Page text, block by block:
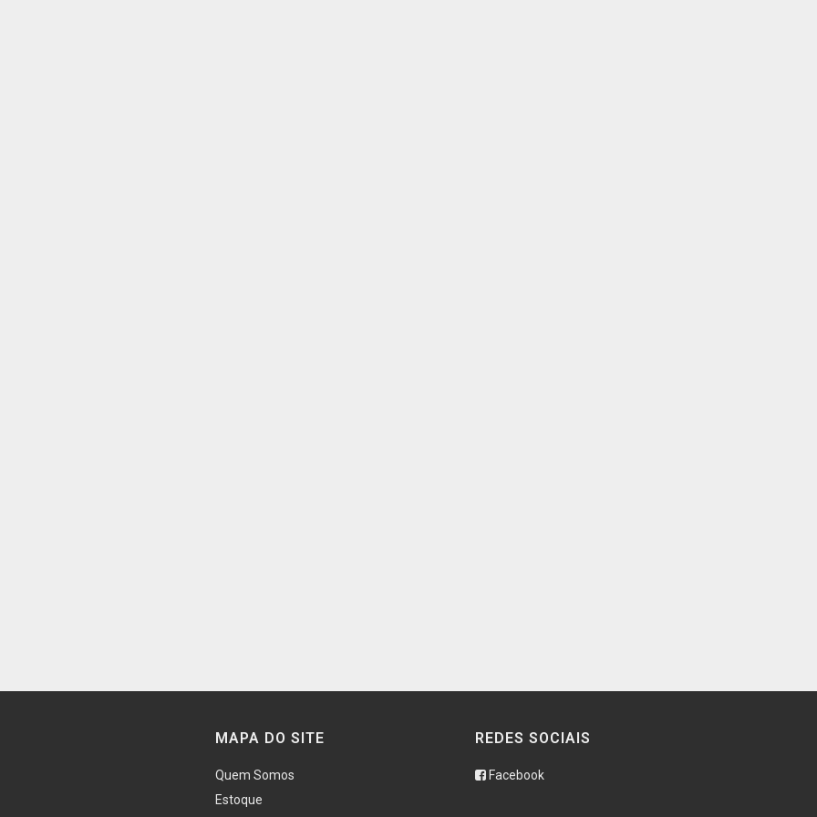
MAPA DO SITE
Quem Somos
Estoque
REDES SOCIAIS
Facebook